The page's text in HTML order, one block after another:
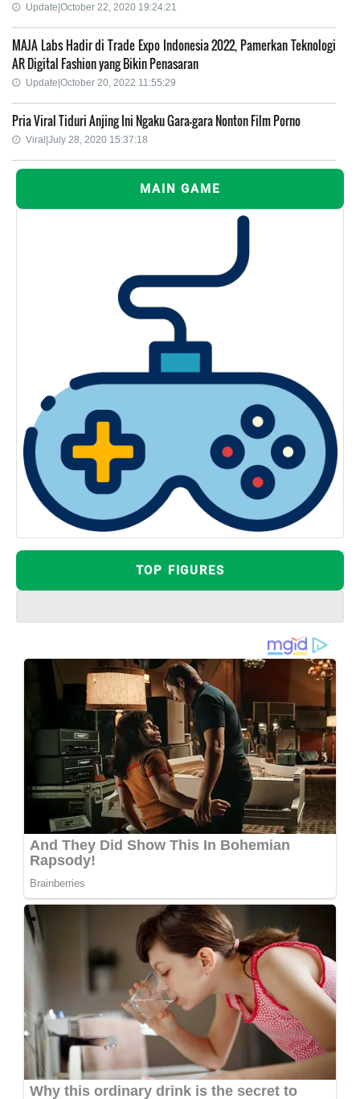
Update|October 22, 2020 19:24:21
MAJA Labs Hadir di Trade Expo Indonesia 2022, Pamerkan Teknologi
AR Digital Fashion yang Bikin Penasaran
Update|October 20, 2022 11:55:29
Pria Viral Tiduri Anjing Ini Ngaku Gara-gara Nonton Film Porno
Viral|July 28, 2020 15:37:18
MAIN GAME
TOP FIGURES